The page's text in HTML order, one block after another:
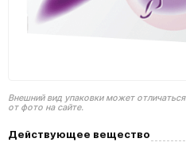
Внешний вид упаковки может отличаться
от фото на сайте.
Действующее вещество